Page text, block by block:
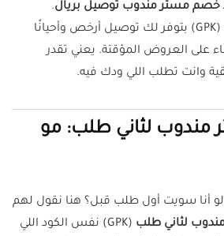
خصم مستر مندوب توصيل بريال.
والحقيقة إن مع هالكود (GPK) بتوفر لك توصيل أرخص وأحيانًا
على العروض المؤقتة. يعني تقدر
وانت تطلب اللي ودك فيه.
لثاني طلب: مو
أنا سويت أول طلب قبل؟ هنا نقول لهم
لثاني طلب
(GPK) نفس الكود اللي